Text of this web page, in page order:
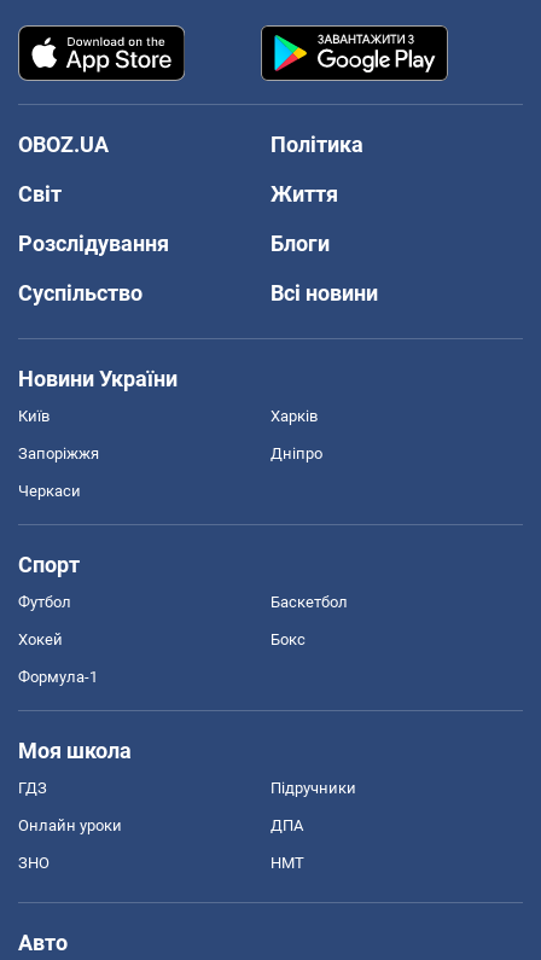
OBOZ.UA
Політика
Світ
Життя
Розслідування
Блоги
Суспільство
Всі новини
Новини України
Київ Харків
Запоріжжя Дніпро
Черкаси
Спорт
Футбол Баскетбол
Хокей Бокс
Формула-1
Моя школа
ГДЗ Підручники
Онлайн уроки ДПА
ЗНО НМТ
Авто